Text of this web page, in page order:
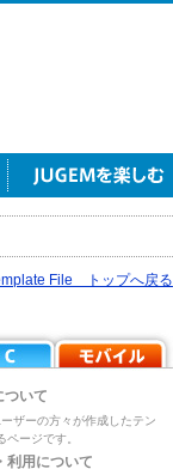
File トップへ戻る
いて
ザーの方々が作成したテン
ページです。
利用について